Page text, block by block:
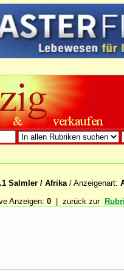
Salmler / Afrika/ Anzeigenart:
Anzeigen: 0 | zurück zur